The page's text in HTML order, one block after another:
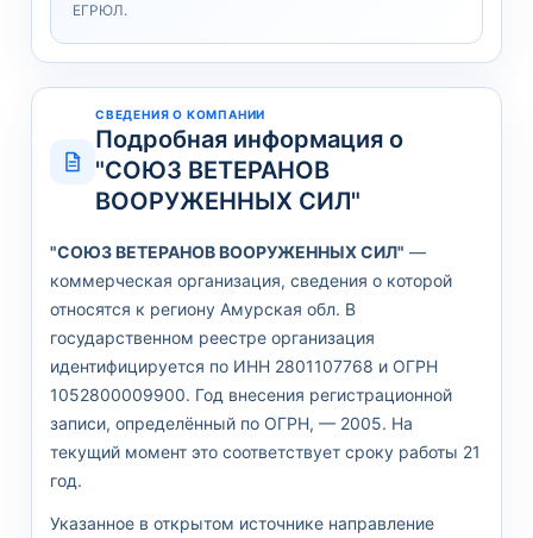
ЕГРЮЛ.
СВЕДЕНИЯ О КОМПАНИИ
Подробная информация о
"СОЮЗ ВЕТЕРАНОВ
ВООРУЖЕННЫХ СИЛ"
"СОЮЗ ВЕТЕРАНОВ ВООРУЖЕННЫХ СИЛ" —
коммерческая организация, сведения о которой
относятся к региону Амурская обл. В
государственном реестре организация
идентифицируется по ИНН 2801107768 и ОГРН
1052800009900. Год внесения регистрационной
записи, определённый по ОГРН, — 2005. На
текущий момент это соответствует сроку работы 21
год.
Указанное в открытом источнике направление